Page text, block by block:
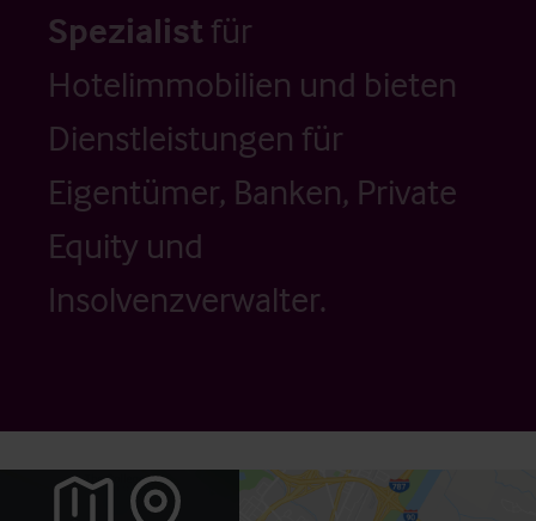
Spezialistfür
Hotelimmobilien und bieten
Dienstleistungen für
Eigentümer, Banken, Private
Equity und
Insolvenzverwalter.